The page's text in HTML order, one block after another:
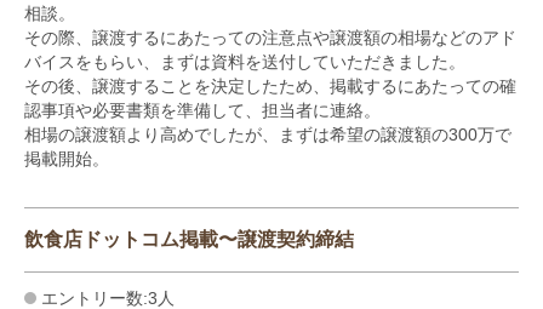
相談。
その際、譲渡するにあたっての注意点や譲渡額の相場などのアド
バイスをもらい、まずは資料を送付していただきました。
その後、譲渡することを決定したため、掲載するにあたっての確
認事項や必要書類を準備して、担当者に連絡。
相場の譲渡額より高めでしたが、まずは希望の譲渡額の300万で
掲載開始。
飲食店ドットコム掲載〜譲渡契約締結
エントリー数:3人